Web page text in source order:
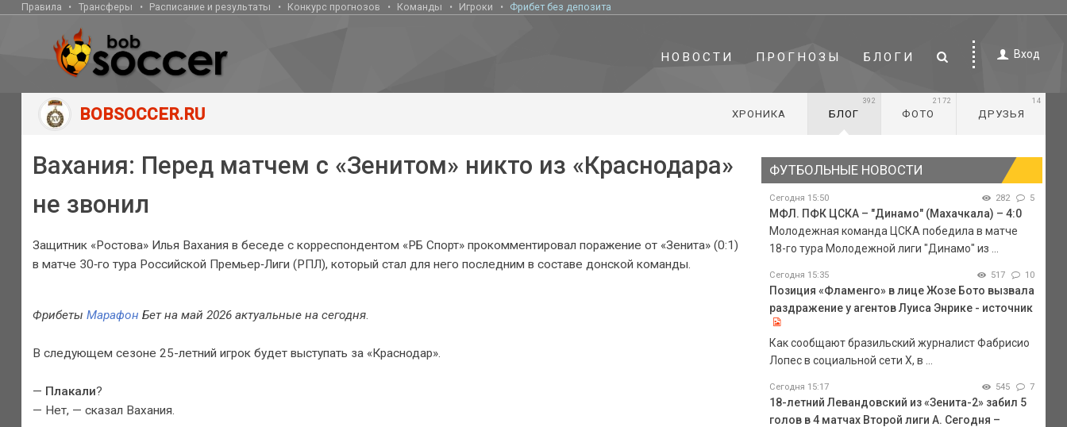
Правила Трансферы Расписание и результаты Конкурс прогнозов Команды Игроки Фрибет без депозита
НОВОСТИ ПРОГНОЗЫ БЛОГИ Вход
BOBSOCCER.RU ХРОНИКА БЛОГ
392
ФОТО
2172
ДРУЗЬЯ
14
Вахания: Перед матчем с «Зенитом» никто из «Краснодара»
не звонил
Защитник «Ростова» Илья Вахания в беседе с корреспондентом «РБ Спорт» прокомментировал поражение от «Зенита» (0:1)
в матче 30‑го тура Российской Премьер‑Лиги (РПЛ), который стал для него последним в составе донской команды.
Фрибеты Марафон Бет на май 2026 актуальные на сегодня.
В следующем сезоне 25-летний игрок будет выступать за «Краснодар».
— Плакали?
— Нет, — сказал Вахания.
ФУТБОЛЬНЫЕ НОВОСТИ
Сегодня 15:50 282 5
МФЛ. ПФК ЦСКА – "Динамо" (Махачкала) – 4:0
Молодежная команда ЦСКА победила в матче
18-го тура Молодежной лиги "Динамо" из ...
Сегодня 15:35 517 10
Позиция «Фламенго» в лице Жозе Бото вызвала
раздражение у агентов Луиса Энрике - источник
Как сообщают бразильский журналист Фабрисио
Лопес в социальной сети Х, в ...
Сегодня 15:17 545 7
18-летний Левандовский из «Зенита-2» забил 5
голов в 4 матчах Второй лиги А. Сегодня –